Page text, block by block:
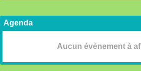
Agenda
Aucun évènement à